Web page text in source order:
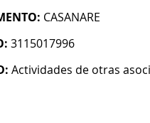
CASANARE
3115017996
Actividades de otras